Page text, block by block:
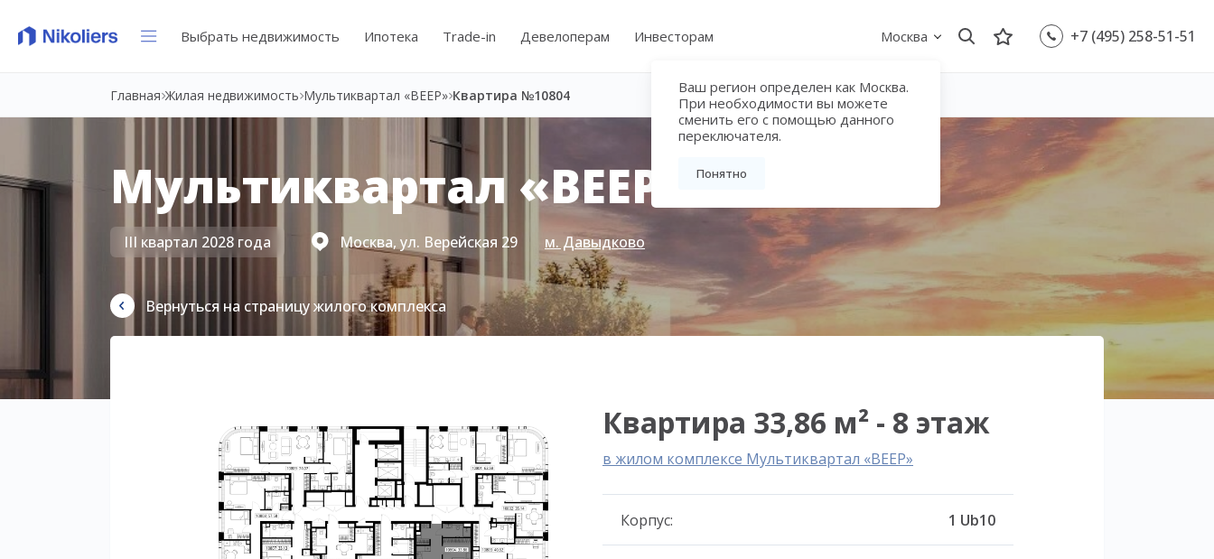
Выбрать недвижимость Ипотека Trade-in Девелоперам Инвесторам Москва
Ваш регион определен как Москва.
При необходимости вы можете
сменить его с помощью данного
переключателя.
Понятно
+7 (495) 258-51-51
Главная Жилая недвижимость Мультиквартал «ВЕЕР» Квартира №10804
Мультиквартал «ВЕЕР»
III квартал 2028 года Москва, ул. Верейская 29 м. Давыдково
Вернуться на страницу жилого комплекса
Квартира 33,86 м² - 8 этаж
в жилом комплексе Мультиквартал «ВЕЕР»
Корпус: 1 Ub10